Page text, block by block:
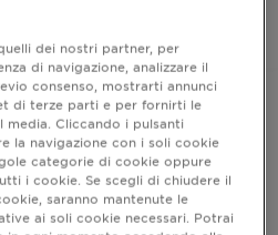
dei nostri partner, per
di navigazione, analizzare il
consenso, mostrarti annunci
di terze parti e per fornirti le
media. Cliccando i pulsanti
la navigazione con i soli cookie
categorie di cookie oppure
i cookie. Se scegli di chiudere il
saranno mantenute le
ai soli cookie necessari. Potrai